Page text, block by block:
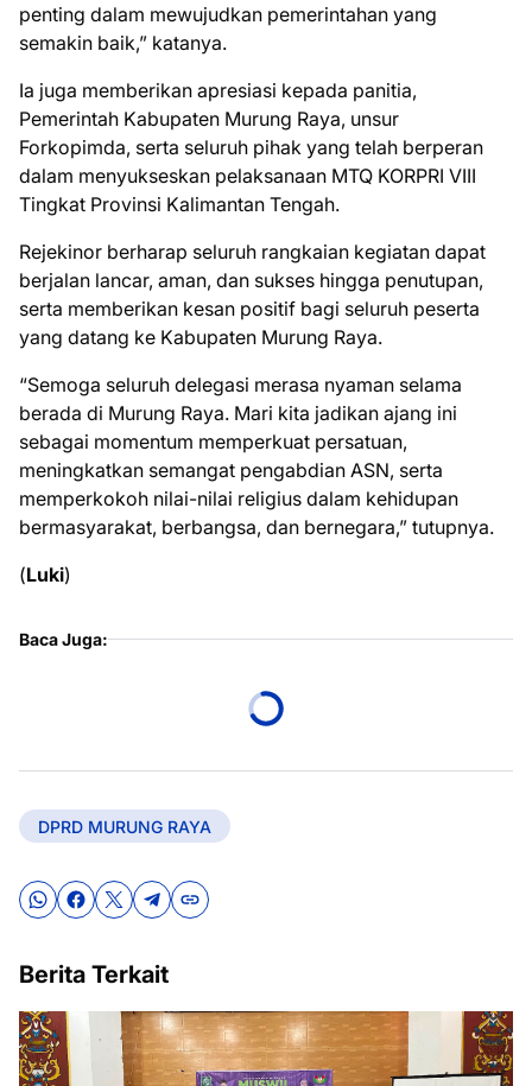
penting dalam mewujudkan pemerintahan yang
semakin baik,” katanya.
Ia juga memberikan apresiasi kepada panitia,
Pemerintah Kabupaten Murung Raya, unsur
Forkopimda, serta seluruh pihak yang telah berperan
dalam menyukseskan pelaksanaan MTQ KORPRI VIII
Tingkat Provinsi Kalimantan Tengah.
Rejekinor berharap seluruh rangkaian kegiatan dapat
berjalan lancar, aman, dan sukses hingga penutupan,
serta memberikan kesan positif bagi seluruh peserta
yang datang ke Kabupaten Murung Raya.
“Semoga seluruh delegasi merasa nyaman selama
berada di Murung Raya. Mari kita jadikan ajang ini
sebagai momentum memperkuat persatuan,
meningkatkan semangat pengabdian ASN, serta
memperkokoh nilai-nilai religius dalam kehidupan
bermasyarakat, berbangsa, dan bernegara,” tutupnya.
(Luki)
Baca Juga:
DPRD MURUNG RAYA
Berita Terkait